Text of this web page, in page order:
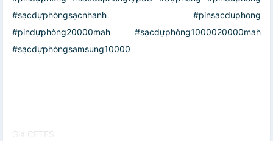
#sạcdựphòngsạcnhanh #pinsacduphong
#pindựphòng20000mah #sạcdựphòng1000020000mah
#sạcdựphòngsamsung10000
Giá CETES